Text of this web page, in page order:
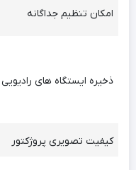
امکان تنظیم جداگانه
ذخیره ایستگاه های رادیویی
کیفیت تصویری پروژکتور